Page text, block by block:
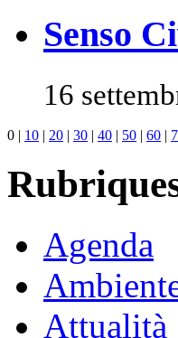
Senso
16
0 | 10 | 20 | 30 | 40 | 50 | 60 |
Agenda
Attualità